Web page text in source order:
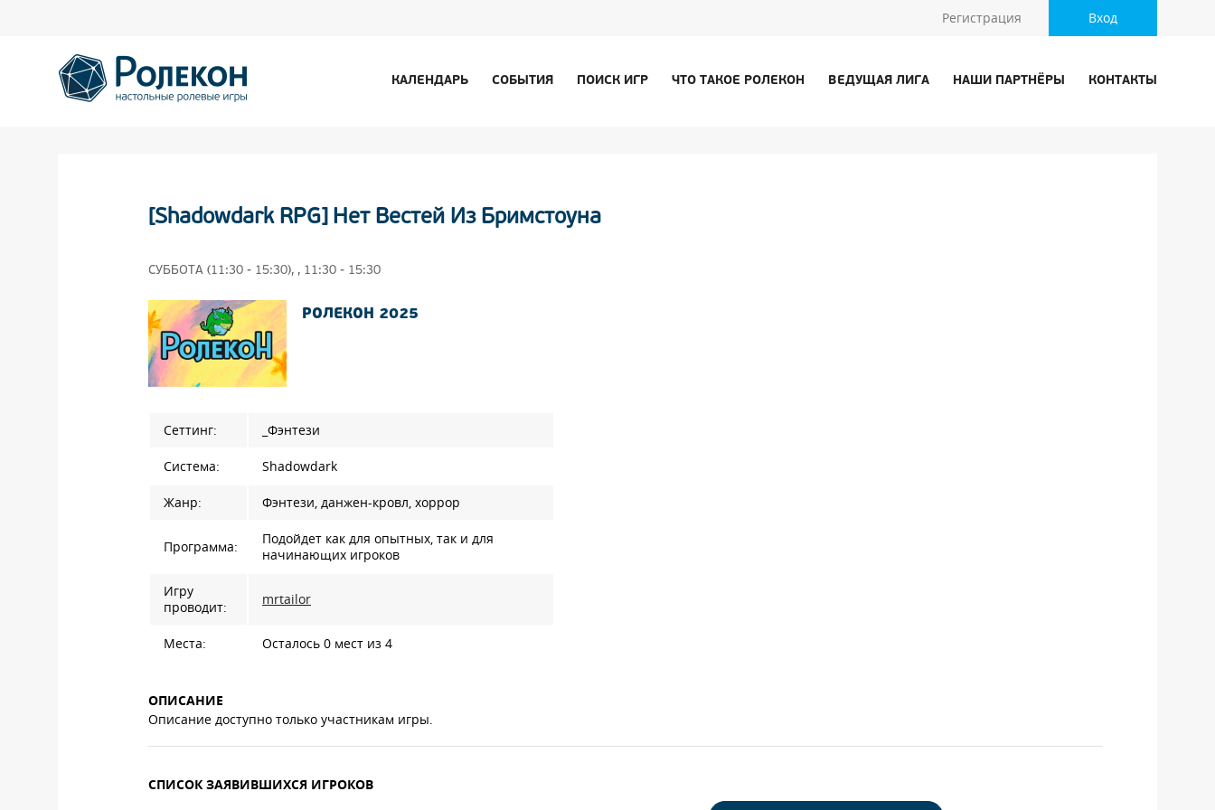
Вход
Регистрация
КАЛЕНДАРЬ СОБЫТИЯ ПОИСК ИГР ЧТО ТАКОЕ РОЛЕКОН ВЕДУЩАЯ ЛИГА НАШИ ПАРТНЁРЫ КОНТАКТЫ
[Shadowdark RPG] Нет Вестей Из Бримстоуна
СУББОТА (11:30 - 15:30), , 11:30 - 15:30
РОЛЕКОН 2025
Сеттинг: _Фэнтези
Система: Shadowdark
Жанр: Фэнтези, данжен-кровл, хоррор
Программа:
Подойдет как для опытных, так и для
начинающих игроков
Игру
проводит:
mrtailor
Места: Осталось 0 мест из 4
ОПИСАНИЕ
Описание доступно только участникам игры.
СПИСОК ЗАЯВИВШИХСЯ ИГРОКОВ